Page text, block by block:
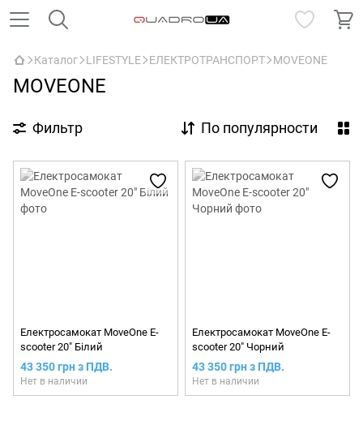
Каталог LIFESTYLE ЕЛЕКТРОТРАНСПОРТ MOVEONE
MOVEONE
Фильтр По популярности
Електросамокат MoveOne E-
scooter 20" Білий
43 350 грн з ПДВ.
Нет в наличии
Електросамокат MoveOne E-
scooter 20" Чорний
43 350 грн з ПДВ.
Нет в наличии